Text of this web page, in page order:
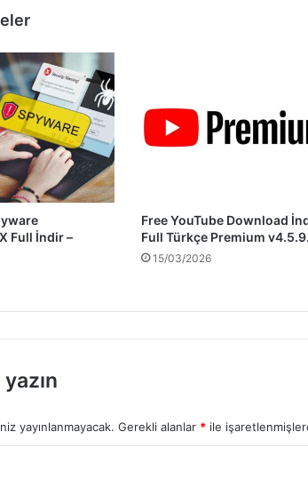
Full İndir –
Free YouTube Download
Full Türkçe Premium
15/03/2026
yayınlanmayacak. Gerekli alanlar * ile